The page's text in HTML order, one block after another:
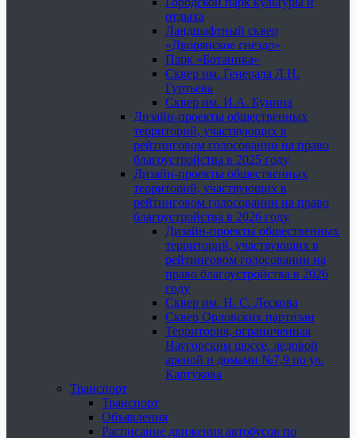
отдыха
Ландшафтный сквер
«Дворянское гнездо»
Парк «Ботаника»
Сквер им. Генерала Л.Н.
Гуртьева
Сквер им. И.А. Бунина
Дизайн-проекты общественных
территорий, участвующих в
рейтинговом голосовании на право
благоустройства в 2025 году
Дизайн-проекты общественных
территорий, участвующих в
рейтинговом голосовании на право
благоустройства в 2026 году
Дизайн-проекты общественных
территорий, участвующих в
рейтинговом голосовании на
право благоустройства в 2026
году
Сквер им. Н. С. Лескова
Сквер Орловских партизан
Территория, ограниченная
Наугорским шоссе, ледовой
ареной и домами №7,9 по ул.
Картукова
Транспорт
Транспорт
Объявления
Расписание движения автобусов по